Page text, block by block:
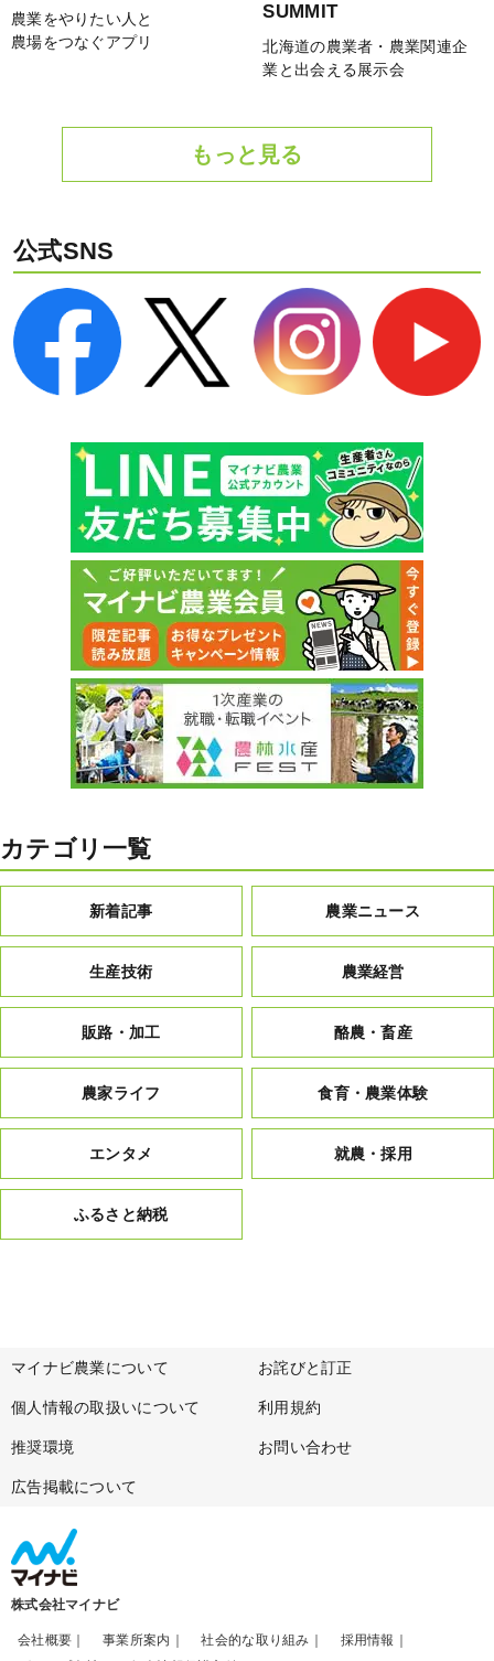
農業をやりたい人と
農場をつなぐアプリ
SUMMIT
北海道の農業者・農業関連企
業と出会える展示会
もっと見る
公式SNS
カテゴリ一覧
新着記事 農業ニュース
生産技術 農業経営
販路・加工 酪農・畜産
農家ライフ 食育・農業体験
エンタメ 就農・採用
ふるさと納税
マイナビ農業について お詫びと訂正
個人情報の取扱いについて 利用規約
推奨環境 お問い合わせ
広告掲載について
株式会社マイナビ
会社概要 事業所案内 社会的な取り組み
採用情報